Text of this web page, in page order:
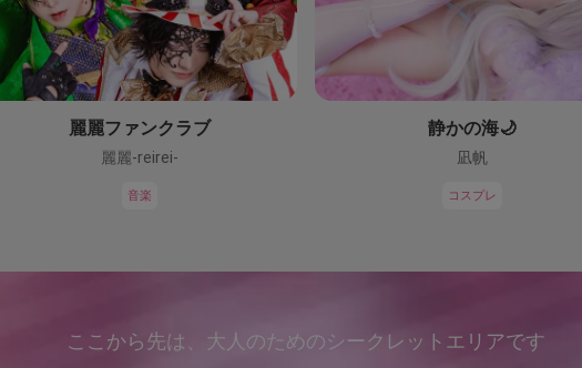
麗麗ファンクラブ
麗麗-reirei-
音楽
静かの海🌙
凪帆
コスプレ
ここから先は、大人のためのシークレットエリアです